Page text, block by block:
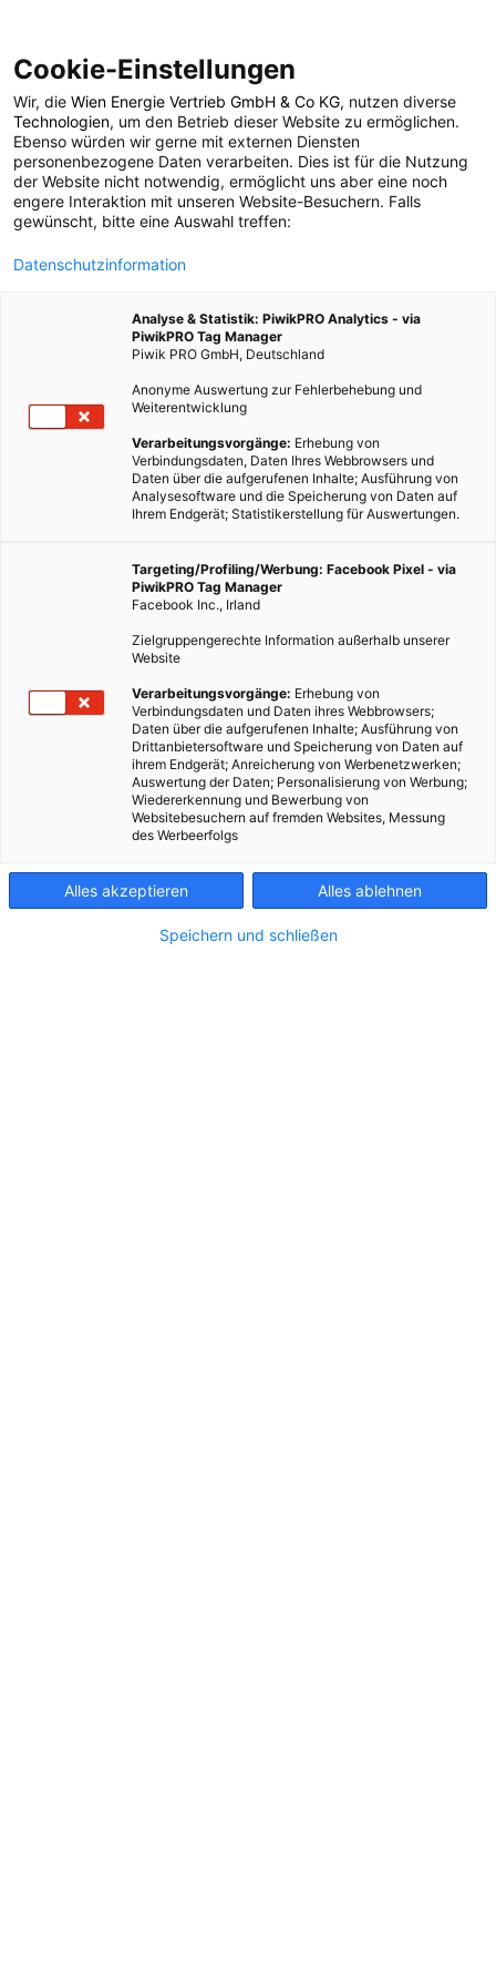
POSTS BY TAG
Subvention
1 BEITRAG
Cookie-Einstellungen
Wir, die Wien Energie Vertrieb GmbH & Co KG, nutzen diverse
Technologien, um den Betrieb dieser Website zu ermöglichen.
Ebenso würden wir gerne mit externen Diensten
personenbezogene Daten verarbeiten. Dies ist für die Nutzung
der Website nicht notwendig, ermöglicht uns aber eine noch
engere Interaktion mit unseren Website-Besuchern. Falls
gewünscht, bitte eine Auswahl treffen:
Datenschutzinformation
Analyse & Statistik: PiwikPRO Analytics - via
PiwikPRO Tag Manager
Piwik PRO GmbH, Deutschland
Anonyme Auswertung zur Fehlerbehebung und
Weiterentwicklung
Verarbeitungsvorgänge: Erhebung von
Verbindungsdaten, Daten Ihres Webbrowsers und
Daten über die aufgerufenen Inhalte; Ausführung von
Analysesoftware und die Speicherung von Daten auf
Ihrem Endgerät; Statistikerstellung für Auswertungen.
Targeting/Profiling/Werbung: Facebook Pixel - via
PiwikPRO Tag Manager
Facebook Inc., Irland
Zielgruppengerechte Information außerhalb unserer
Website
Verarbeitungsvorgänge: Erhebung von
Verbindungsdaten und Daten ihres Webbrowsers;
Daten über die aufgerufenen Inhalte; Ausführung von
Drittanbietersoftware und Speicherung von Daten auf
ihrem Endgerät; Anreicherung von Werbenetzwerken;
Auswertung der Daten; Personalisierung von Werbung;
Wiedererkennung und Bewerbung von
Websitebesuchern auf fremden Websites, Messung
des Werbeerfolgs
Alles akzeptieren Alles ablehnen
Speichern und schließen